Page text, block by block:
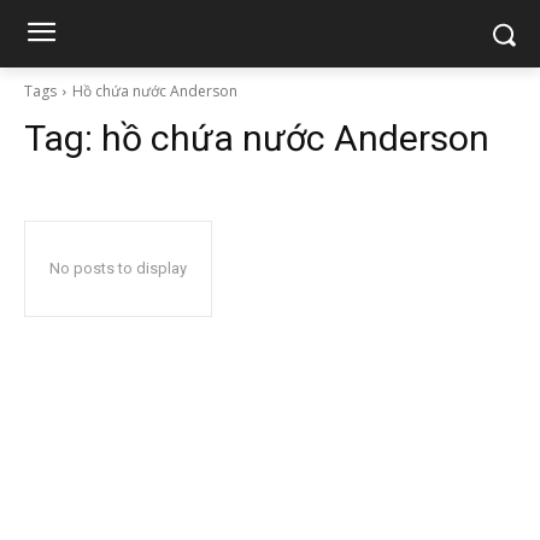
Tags Hồ chứa nước Anderson
Tag: hồ chứa nước Anderson
No posts to display